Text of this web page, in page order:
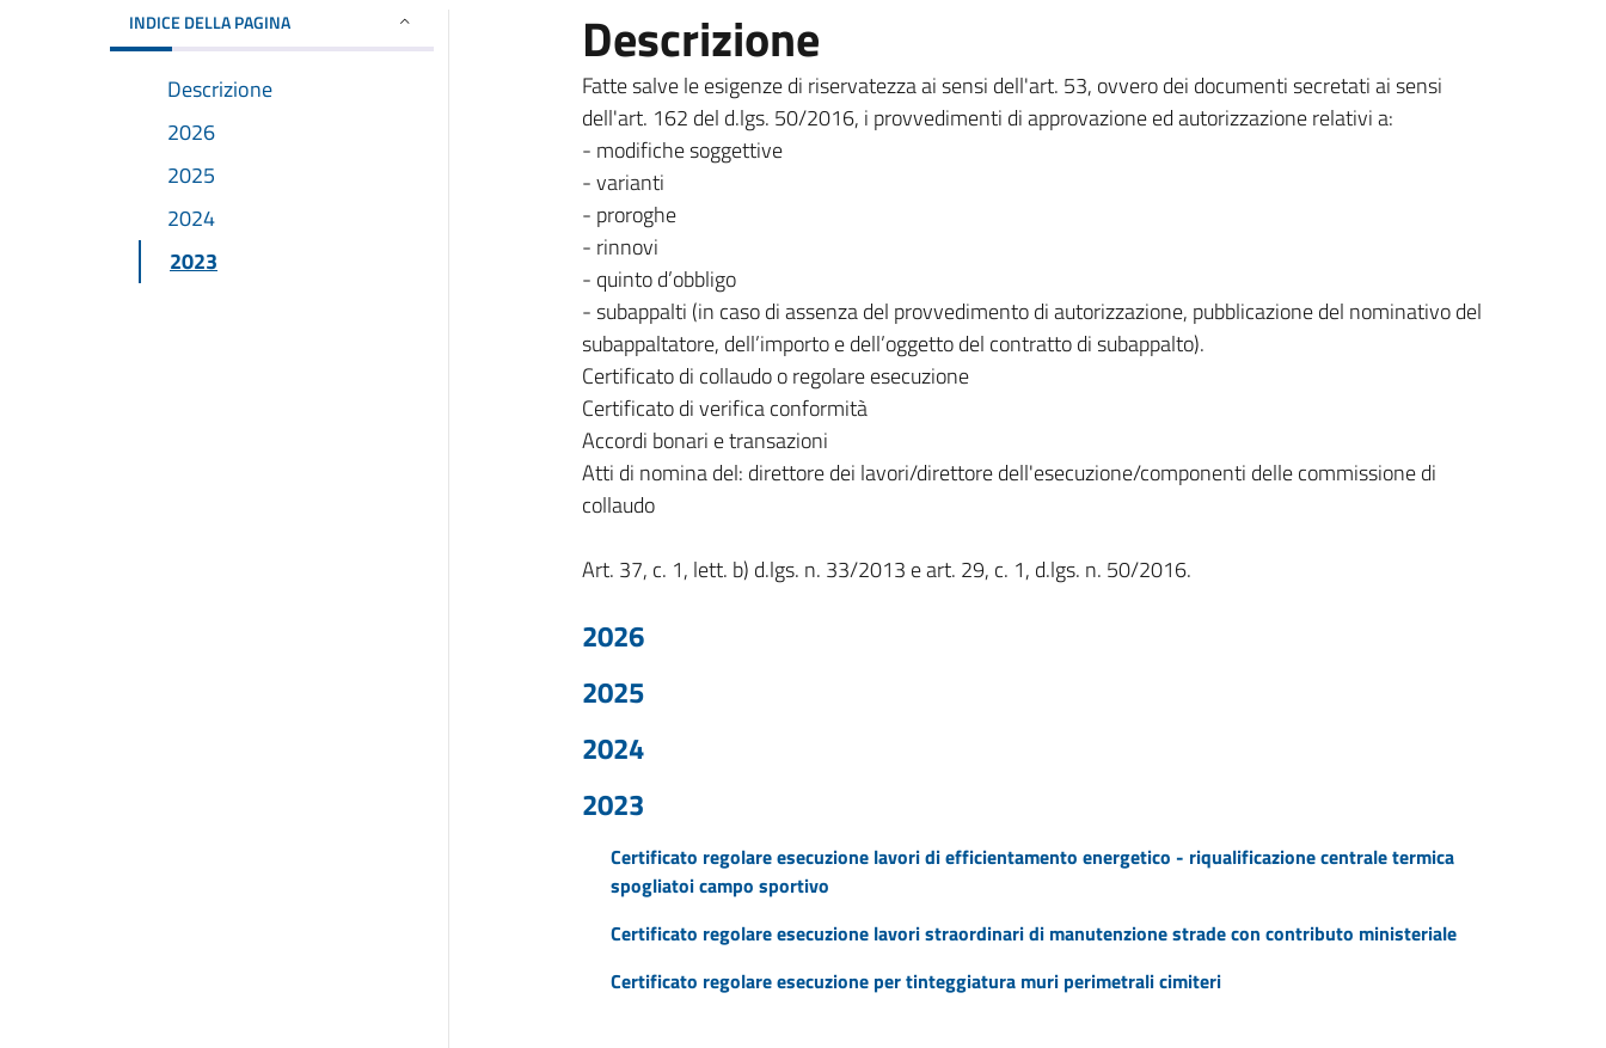
INDICE DELLA PAGINA
Descrizione
2026
2025
2024
2023
Descrizione
Fatte salve le esigenze di riservatezza ai sensi dell'art. 53, ovvero dei documenti secretati ai sensi
dell'art. 162 del d.lgs. 50/2016, i provvedimenti di approvazione ed autorizzazione relativi a:
- modifiche soggettive
- varianti
- proroghe
- rinnovi
- quinto d’obbligo
- subappalti (in caso di assenza del provvedimento di autorizzazione, pubblicazione del nominativo del
subappaltatore, dell’importo e dell’oggetto del contratto di subappalto).
Certificato di collaudo o regolare esecuzione
Certificato di verifica conformità
Accordi bonari e transazioni
Atti di nomina del: direttore dei lavori/direttore dell'esecuzione/componenti delle commissione di
collaudo
Art. 37, c. 1, lett. b) d.lgs. n. 33/2013 e art. 29, c. 1, d.lgs. n. 50/2016.
2026
2025
2024
2023
Certificato regolare esecuzione lavori di efficientamento energetico - riqualificazione centrale termica
spogliatoi campo sportivo
Certificato regolare esecuzione lavori straordinari di manutenzione strade con contributo ministeriale
Certificato regolare esecuzione per tinteggiatura muri perimetrali cimiteri